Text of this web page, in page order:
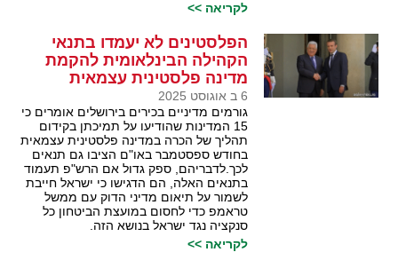
לקריאה >>
הפלסטינים לא יעמדו בתנאי
הקהילה הבינלאומית להקמת
מדינה פלסטינית עצמאית
6 ב אוגוסט 2025
גורמים מדיניים בכירים בירושלים אומרים כי
15 המדינות שהודיעו על תמיכתן בקידום
תהליך של הכרה במדינה פלסטינית עצמאית
בחודש ספסטמבר באו"ם הציבו גם תנאים
לכך.לדבריהם, ספק גדול אם הרש"פ תעמוד
בתנאים האלה, הם הדגישו כי ישראל חייבת
לשמור על תיאום מדיני הדוק עם ממשל
טראמפ כדי לחסום במועצת הביטחון כל
סנקציה נגד ישראל בנושא הזה.
לקריאה >>